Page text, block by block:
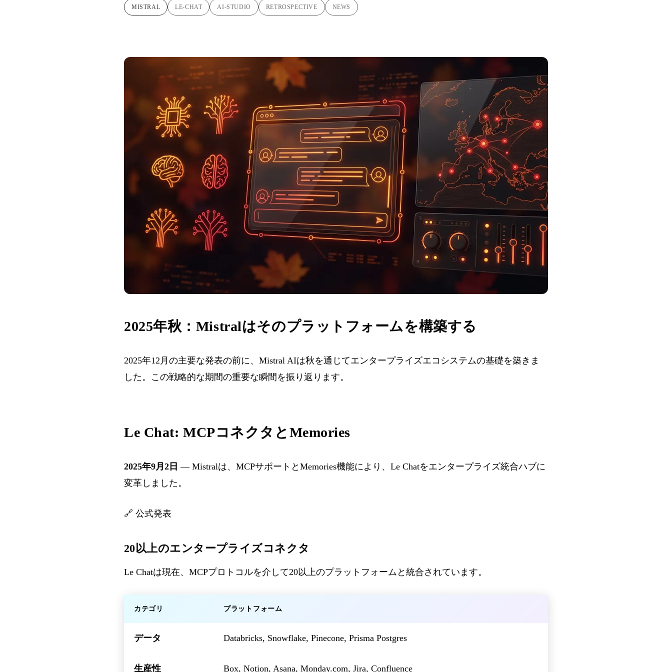
MISTRAL LE-CHAT AI-STUDIO RETROSPECTIVE NEWS
2025年秋：Mistralはそのプラットフォームを構築する
2025年12月の主要な発表の前に、Mistral AIは秋を通じてエンタープライズエコシステムの基礎を築きま
した。この戦略的な期間の重要な瞬間を振り返ります。
Le Chat: MCPコネクタとMemories
2025年9月2日 — Mistralは、MCPサポートとMemories機能により、Le Chatをエンタープライズ統合ハブに
変革しました。
🔗 公式発表
20以上のエンタープライズコネクタ
Le Chatは現在、MCPプロトコルを介して20以上のプラットフォームと統合されています。
カテゴリ プラットフォーム
データ Databricks, Snowflake, Pinecone, Prisma Postgres
生産性 Box, Notion, Asana, Monday.com, Jira, Confluence